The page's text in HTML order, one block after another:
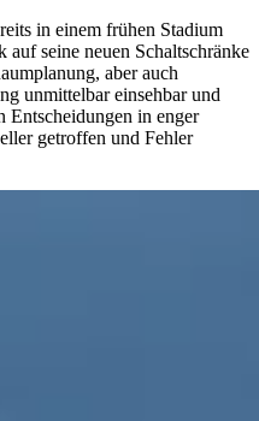
in einem frühen Stadium
auf seine neuen Schaltschränke
aber auch
unmittelbar einsehbar und
Entscheidungen in enger
getroffen und Fehler